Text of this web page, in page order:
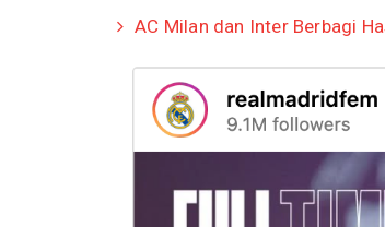
AC Milan dan Inter Berbagi